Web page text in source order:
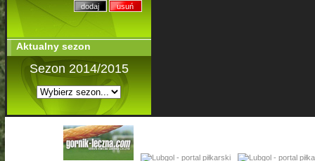
Aktualny sezon
Sezon 2014/2015